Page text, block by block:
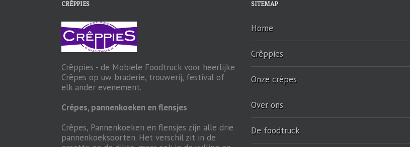
CRÊPPIES
Crêppies - de Mobiele Foodtruck voor heerlijke
Crêpes op uw braderie, trouwerij, festival of
elk ander evenement.
Crêpes, pannenkoeken en flensjes
Crêpes, Pannenkoeken en flensjes zijn alle drie
pannenkoeksoorten. Het verschil zit in de
SITEMAP
Home
Crêppies
Onze crêpes
Over ons
De foodtruck